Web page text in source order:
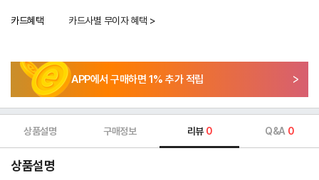
카드혜택 카드사별 무이자 혜택 >
APP에서 구매하면 1% 추가 적립
상품설명 구매정보 리뷰 0 Q&A 0
상품설명